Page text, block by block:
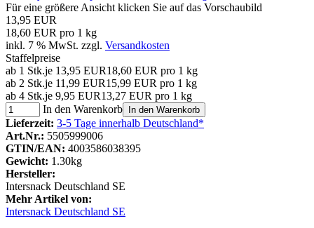
Für eine größere Ansicht klicken Sie auf das Vorschaubild
13,95 EUR
18,60 EUR pro 1 kg
inkl. 7 % MwSt. zzgl. Versandkosten
Staffelpreise
ab 1 Stk.je 13,95 EUR18,60 EUR pro 1 kg
ab 2 Stk.je 11,99 EUR15,99 EUR pro 1 kg
ab 4 Stk.je 9,95 EUR13,27 EUR pro 1 kg
In den Warenkorb
In den Warenkorb
Lieferzeit: 3-5 Tage innerhalb Deutschland*
Art.Nr.: 5505999006
GTIN/EAN: 4003586038395
Gewicht: 1.30kg
Hersteller:
Intersnack Deutschland SE
Mehr Artikel von:
Intersnack Deutschland SE